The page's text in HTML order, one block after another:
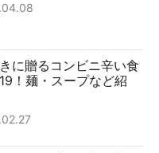
に贈るコンビニ辛い食
！麺・スープなど紹